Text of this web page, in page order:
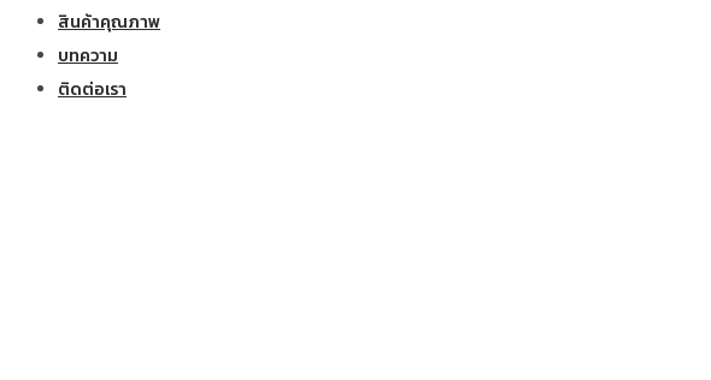
สินค้าคุณภาพ
บทความ
ติดต่อเรา